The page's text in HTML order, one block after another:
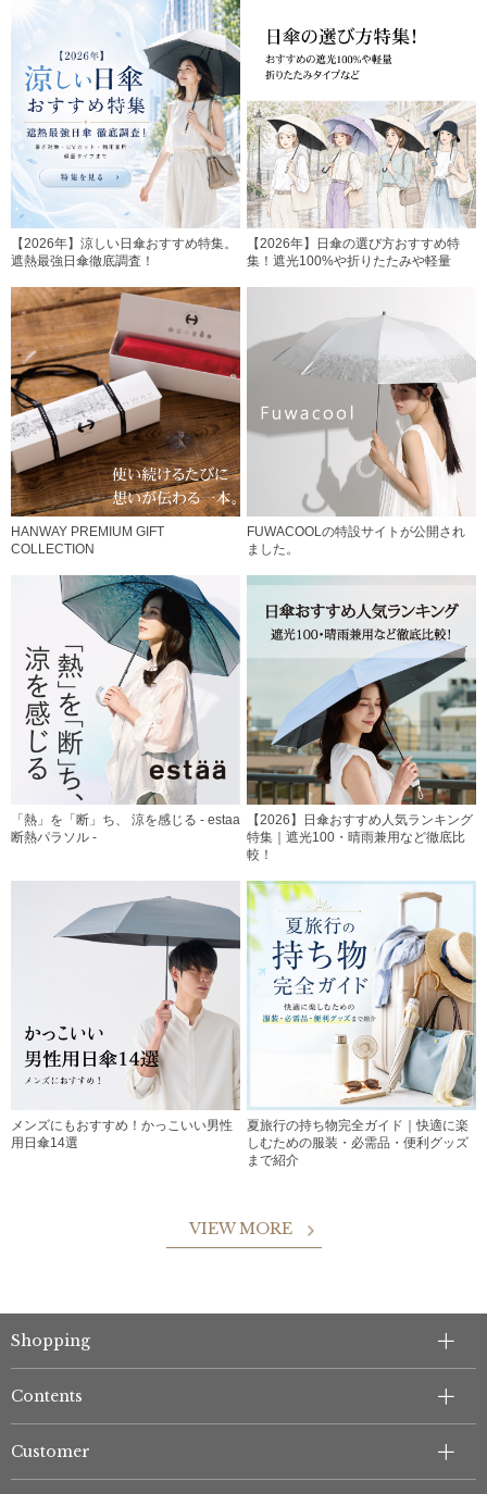
【2026年】涼しい日傘おすすめ特集。
遮熱最強日傘徹底調査！
【2026年】日傘の選び方おすすめ特
集！遮光100%や折りたたみや軽量
HANWAY PREMIUM GIFT
COLLECTION
FUWACOOLの特設サイトが公開され
ました。
「熱」を「断」ち、 涼を感じる - estaa
断熱パラソル -
【2026】日傘おすすめ人気ランキング
特集｜遮光100・晴雨兼用など徹底比
較！
メンズにもおすすめ！かっこいい男性
用日傘14選
夏旅行の持ち物完全ガイド｜快適に楽
しむための服装・必需品・便利グッズ
まで紹介
VIEW MORE
Shopping
Contents
Customer